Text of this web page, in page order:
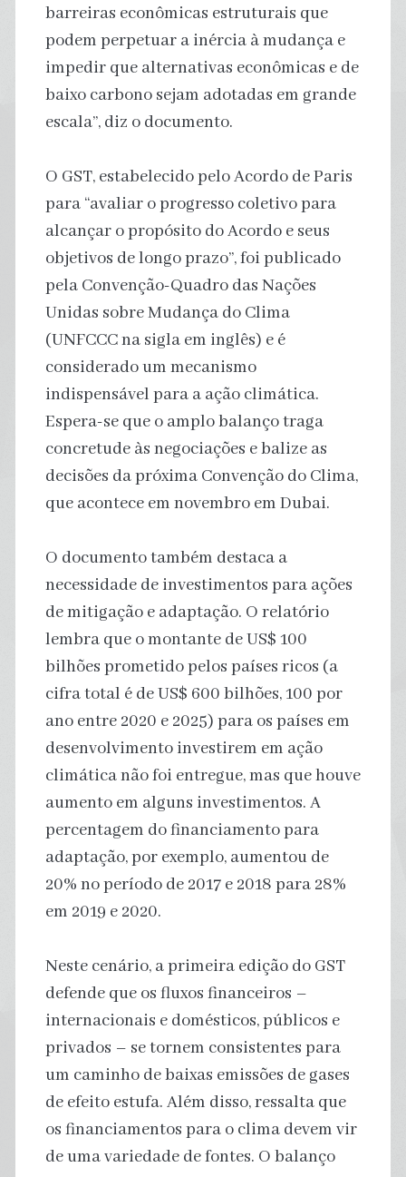
barreiras econômicas estruturais que
podem perpetuar a inércia à mudança e
impedir que alternativas econômicas e de
baixo carbono sejam adotadas em grande
escala”, diz o documento.
O GST, estabelecido pelo Acordo de Paris
para “avaliar o progresso coletivo para
alcançar o propósito do Acordo e seus
objetivos de longo prazo”, foi publicado
pela Convenção-Quadro das Nações
Unidas sobre Mudança do Clima
(UNFCCC na sigla em inglês) e é
considerado um mecanismo
indispensável para a ação climática.
Espera-se que o amplo balanço traga
concretude às negociações e balize as
decisões da próxima Convenção do Clima,
que acontece em novembro em Dubai.
O documento também destaca a
necessidade de investimentos para ações
de mitigação e adaptação. O relatório
lembra que o montante de US$ 100
bilhões prometido pelos países ricos (a
cifra total é de US$ 600 bilhões, 100 por
ano entre 2020 e 2025) para os países em
desenvolvimento investirem em ação
climática não foi entregue, mas que houve
aumento em alguns investimentos. A
percentagem do financiamento para
adaptação, por exemplo, aumentou de
20% no período de 2017 e 2018 para 28%
em 2019 e 2020.
Neste cenário, a primeira edição do GST
defende que os fluxos financeiros –
internacionais e domésticos, públicos e
privados – se tornem consistentes para
um caminho de baixas emissões de gases
de efeito estufa. Além disso, ressalta que
os financiamentos para o clima devem vir
de uma variedade de fontes. O balanço